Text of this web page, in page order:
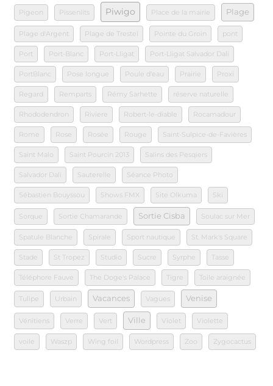
Pigeon Pissenlits Piwigo Place de la mairie Plage
Plage d'Argent Plage de Trestel Pointe du Groin pont
Port Port-Blanc Port-Lligat Port-Lligat Salvador Dali
PortBlanc Pose longue Poule d'eau Prairie Proxi
Regard Remparts Rémy Sarhette réserve naturelle
Rhododendron Riviere Robert-le-diable Rocamadour
Rome Rose Rosée Rouge Saint-Sulpice-de-Favières
Saint Malo Saint Pourcin 2013 Salins des Pesqiers
Salvador Dali Sauterelle Séance Photo
Sébastien Bouyssou Shows FMX Site Olkuma Ski
Sorque Sortie Chamarande Sortie Cisba Soulac sur Mer
Spatule Blanche Spirale Sport nautique St. Mark's Square
Stade St Tropez Studio Sucre Syrphe Tasse
Téléphore Fauve The Doge's Palace Tigre Toile araignée
Tulipe Urbain Vacances Vagues Venise
Vénitiens Verre Vert Ville Violet Violette
voile Waszp Wing foil Wordpress Zoo Zygocactus